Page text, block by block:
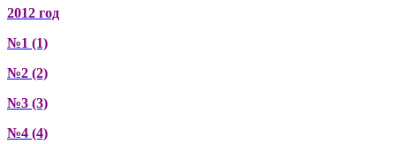
2012 год
№1 (1)
№2 (2)
№3 (3)
№4 (4)